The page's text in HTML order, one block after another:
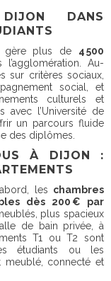
DANS
gère plus de 4 500
l’agglomération. Au-
sur critères sociaux,
social, et
culturels et
avec l’Université de
un parcours fluide
des diplômes.
À DIJON :
les chambres
dès 200 € par
plus spacieux
de bain privée, à
T1 ou T2 sont
étudiants ou les
connecté et